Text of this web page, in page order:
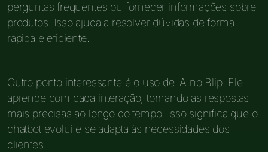
perguntas frequentes ou fornecer informações sobre
produtos. Isso ajuda a resolver dúvidas de forma
rápida e eficiente.
Outro ponto interessante é o uso de IA no Blip. Ele
aprende com cada interação, tornando as respostas
mais precisas ao longo do tempo. Isso significa que o
chatbot evolui e se adapta às necessidades dos
clientes.